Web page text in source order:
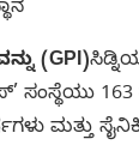
(GPI)
ಸಂಸ್ಥೆಯು
ಮತ್ತು